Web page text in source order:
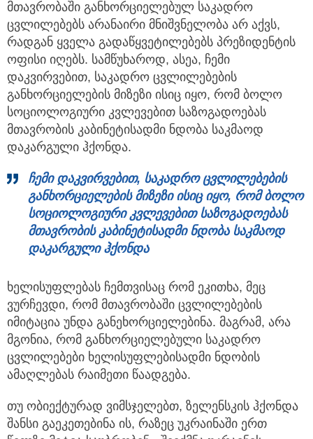
მთავრობაში განხორციელებულ საკადრო
ცვლილებებს არანაირი მნიშვნელობა არ აქვს,
რადგან ყველა გადაწყვეტილებებს პრეზიდენტის
ოფისი იღებს. სამწუხაროდ, ასეა, ჩემი
დაკვირვებით, საკადრო ცვლილებების
განხორციელების მიზეზი ისიც იყო, რომ ბოლო
სოციოლოგიური კვლევებით საზოგადოებას
მთავრობის კაბინეტისადმი ნდობა საკმაოდ
დაკარგული ჰქონდა.
ჩემი დაკვირვებით, საკადრო ცვლილებების
განხორციელების მიზეზი ისიც იყო, რომბოლო
სოციოლოგიური კვლევებით საზოგადოებას
მთავრობის კაბინეტისადმი ნდობა საკმაოდ
დაკარგული ჰქონდა
ხელისუფლებას ჩემთვისაც რომ ეკითხა, მეც
ვურჩევდი, რომ მთავრობაში ცვლილებების
იმიტაცია უნდა განეხორციელებინა. მაგრამ, არა
მგონია, რომ განხორციელებული საკადრო
ცვლილებები ხელისუფლებისადმი ნდობის
ამაღლებას რაიმეთი წაადგება.
თუ ობიექტურად ვიმსჯელებთ, ზელენსკის ჰქონდა
შანსი გაეკეთებინა ის, რაზეც უკრაინაში ერთ